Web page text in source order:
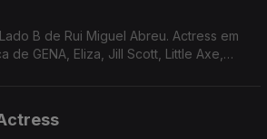
B de Rui Miguel Abreu. Actress em
de GENA, Eliza, Jill Scott, Little Axe,